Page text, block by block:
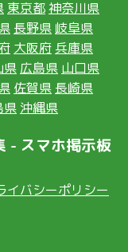
東京都神奈川県
長野県 岐阜県
大阪府 兵庫県
県 広島県 山口県
佐賀県 長崎県
県 沖縄県
- スマホ掲示板
イバシーポリシー